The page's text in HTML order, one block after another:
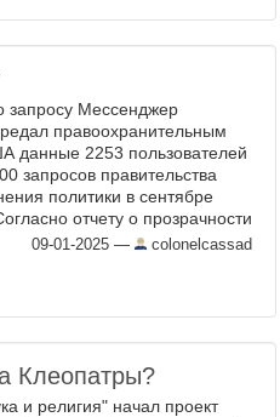
запросу Мессенджер
правоохранительным
данные 2253 пользователей
запросов правительства
политики в сентябре
отчету о прозрачности
период с 1 января 2024 года
...
09-01-2025 — colonelcassad
Клеопатры?
и религия" начал проект